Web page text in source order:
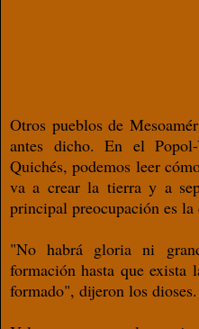
Otros pueblos de
antes dicho. En el
Quichés, podemos leer
va a crear la tierra y a
principal preocupación es
"No habrá gloria ni
formación hasta que exista
formado", dijeron los dioses.